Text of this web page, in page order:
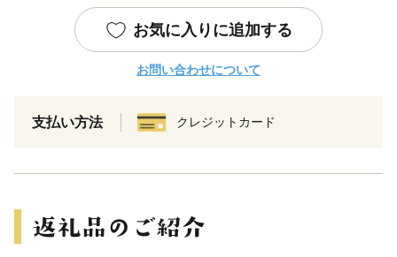
お気に入りに追加する
お問い合わせについて
支払い方法 クレジットカード